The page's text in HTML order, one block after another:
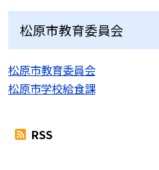
松原市教育委員会
松原市教育委員会
松原市学校給食課
RSS